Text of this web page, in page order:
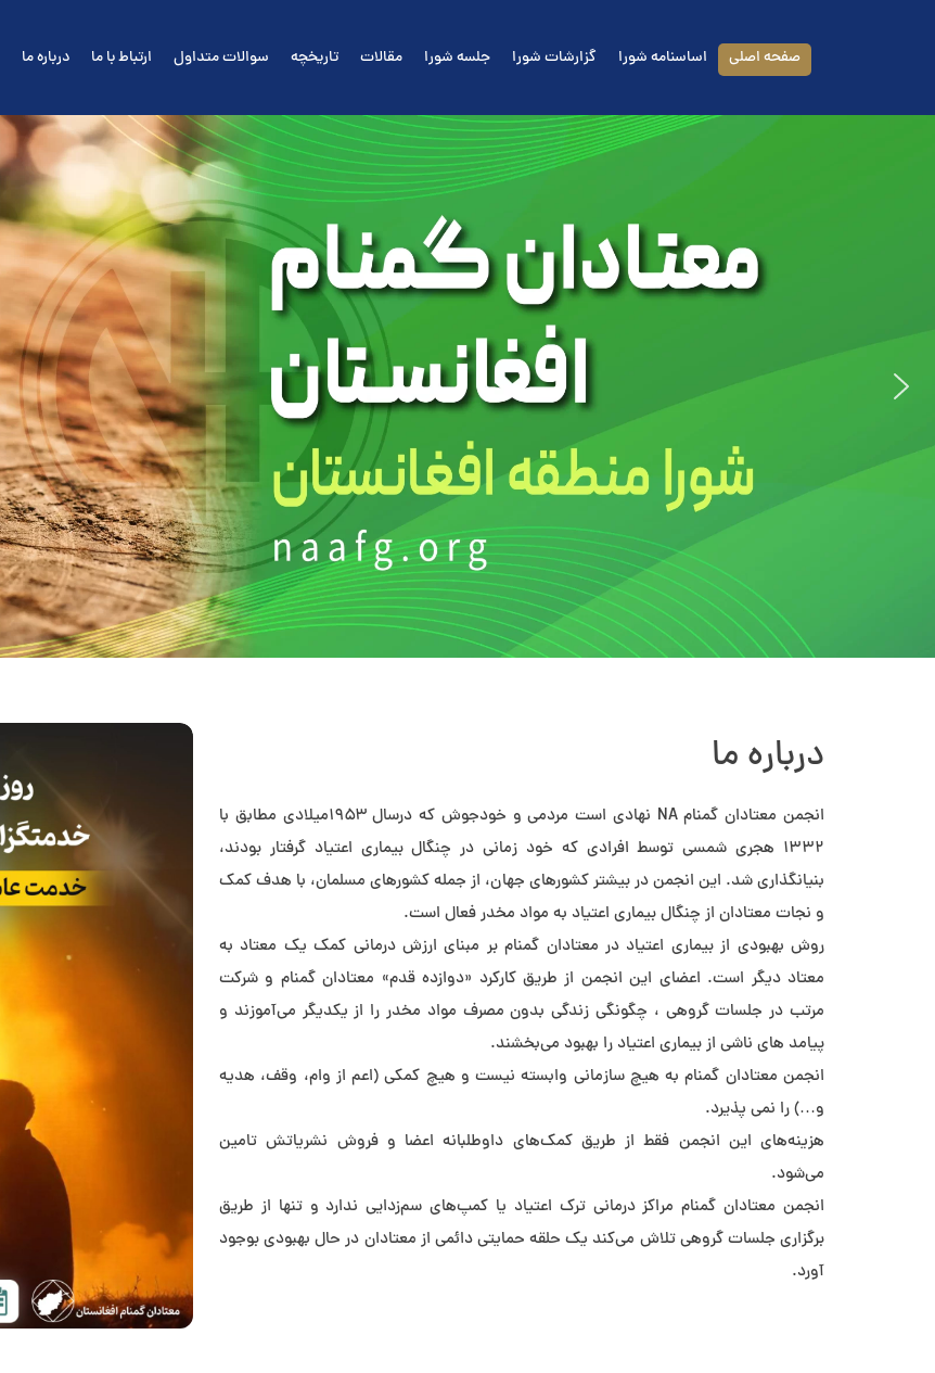
صفحه اصلی اساسنامه شورا گزارشات شورا جلسه شورا مقالات تاریخچه سوالات متداول ارتباط با ما درباره ما
درباره ما
انجمن معتادان گمنام NA نهادي است مردمي و خودجوش که درسال ۱۹۵۳ميلادي مطابق با
۱۳۳۲ هجري‌ شمسي توسط افرادي که خود زماني در چنگال بیماری اعتياد گرفتار بودند،
بنيانگذاري شد. اين انجمن در بيشتر کشور‌هاي جهان، از جمله کشور‌هاي مسلمان، با هدف کمک
و نجات معتادان از چنگال بیماری اعتياد به مواد مخدر فعال است.
روش بهبودي از بيماري اعتياد در معتادان گمنام بر مبناي ارزش درماني کمک يک معتاد به
معتاد ديگر است. اعضاي اين انجمن از طريق کارکرد «دوازده قدم» معتادان گمنام و شرکت
مرتب در جلسات گروهي ، چگونگي زندگي بدون مصرف مواد مخدر را از يکديگر مي‌آموزند و
پيامد هاي ناشي از بيماري اعتياد را بهبود مي‌بخشند.
انجمن معتادان گمنام به هيچ سازماني وابسته نيست و هيچ كمكي (اعم از وام، وقف، هديه
و…) را نمي پذيرد.
هزينه‌هاي اين انجمن فقط از طريق کمک‌هاي داوطلبانه اعضا و فروش نشرياتش تامين
مي‌شود.
انجمن معتادان گمنام مراکز درماني ترک اعتياد يا کمپ‌هاي سم‌زدايي ندارد و تنها از طريق
برگزاري جلسات گروهي تلاش مي‌کند يک حلقه حمايتي دائمي از معتادان در حال بهبودي بوجود
آورد.